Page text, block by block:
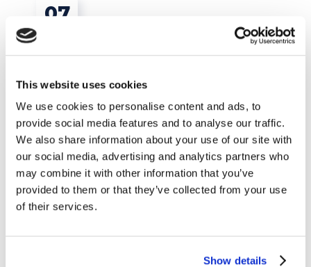
This website uses cookies
We use cookies to personalise content and ads, to
provide social media features and to analyse our traffic.
We also share information about your use of our site with
our social media, advertising and analytics partners who
may combine it with other information that you’ve
provided to them or that they’ve collected from your use
of their services.
Show details
07
Tips e Curiosità